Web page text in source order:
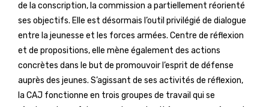
de la conscription, la commission a partiellement réorienté
ses objectifs. Elle est désormais l’outil privilégié de dialogue
entre la jeunesse et les forces armées. Centre de réflexion
et de propositions, elle mène également des actions
concrètes dans le but de promouvoir l’esprit de défense
auprès des jeunes. S’agissant de ses activités de réflexion,
la CAJ fonctionne en trois groupes de travail qui se